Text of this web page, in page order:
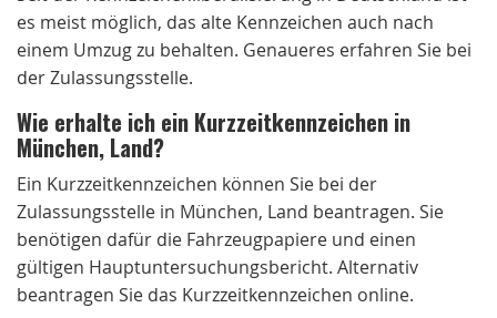
es meist möglich, das alte Kennzeichen auch nach
einem Umzug zu behalten. Genaueres erfahren Sie bei
der Zulassungsstelle.
Wie erhalte ich ein Kurzzeitkennzeichen in
München, Land?
Ein Kurzzeitkennzeichen können Sie bei der
Zulassungsstelle in München, Land beantragen. Sie
benötigen dafür die Fahrzeugpapiere und einen
gültigen Hauptuntersuchungsbericht. Alternativ
beantragen Sie das Kurzzeitkennzeichen online.